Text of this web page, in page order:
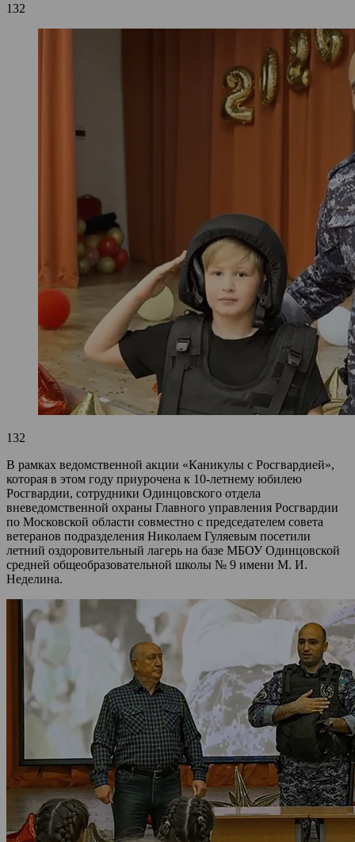
132
132
В рамках ведомственной акции «Каникулы с Росгвардией»,
которая в этом году приурочена к 10‑летнему юбилею
Росгвардии, сотрудники Одинцовского отдела
вневедомственной охраны Главного управления Росгвардии
по Московской области совместно с председателем совета
ветеранов подразделения Николаем Гуляевым посетили
летний оздоровительный лагерь на базе МБОУ Одинцовской
средней общеобразовательной школы № 9 имени М. И.
Неделина.